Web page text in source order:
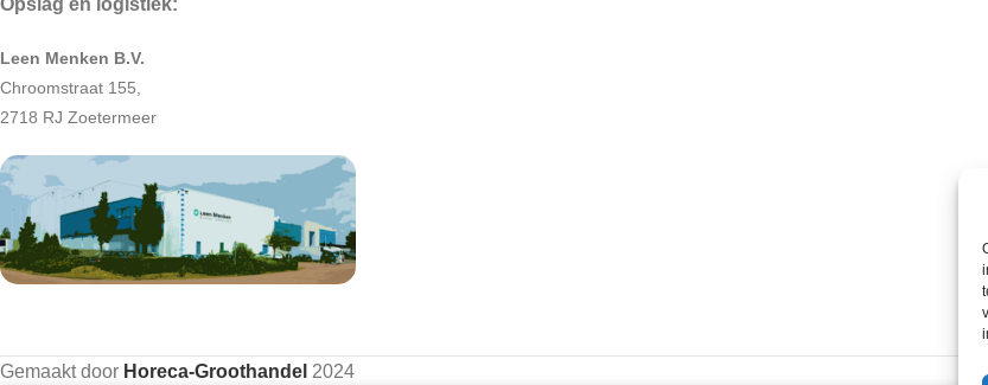
Leen Menken B.V.
Chroomstraat 155,
2718 RJ Zoetermeer
Gemaakt door Horeca-Groothandel 2024